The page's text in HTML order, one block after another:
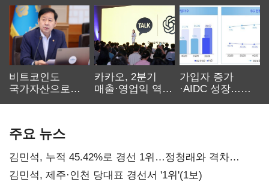
비트코인도
국가자산으로…'
카카오, 2분기
매출·영업익 역대
가입자 증가
·AIDC 성장…
주요 뉴스
김민석, 누적 45.42%로 경선 1위…정청래와 격차
0.86%p(2보)
김민석, 제주·인천 당대표 경선서 '1위'(1보)